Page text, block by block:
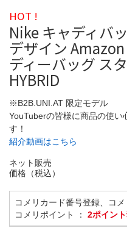
HOT !
Nike キャディバ
デザイン
ディーバッグ ス
HYBRID
※B2B.UNI.AT 限定モデル
YouTuberの皆様に商品の使い
す！
紹介動画はこちら
ネット販売
価格（税込）
コメリカード番号登録、コ
コメリポイント ： 2ポイン